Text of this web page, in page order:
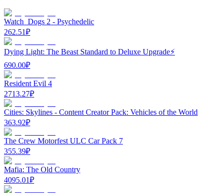
Watch_Dogs 2 - Psychedelic
262.51₽
Dying Light: The Beast Standard to Deluxe Upgrade⚡️
690.00₽
Resident Evil 4
2713.27₽
Cities: Skylines - Content Creator Pack: Vehicles of the World
363.92₽
The Crew Motorfest ULC Car Pack 7
355.39₽
Mafia: The Old Country
4095.01₽